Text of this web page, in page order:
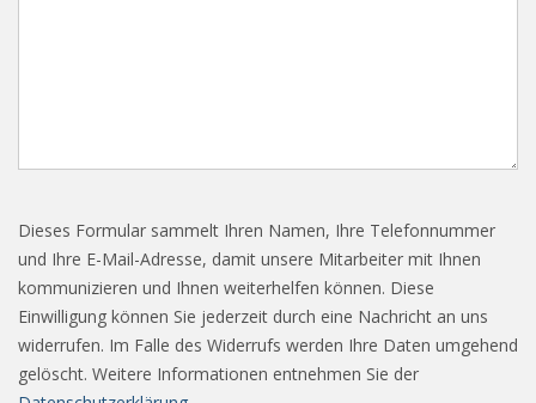
Dieses Formular sammelt Ihren Namen, Ihre Telefonnummer
und Ihre E-Mail-Adresse, damit unsere Mitarbeiter mit Ihnen
kommunizieren und Ihnen weiterhelfen können. Diese
Einwilligung können Sie jederzeit durch eine Nachricht an uns
widerrufen. Im Falle des Widerrufs werden Ihre Daten umgehend
gelöscht. Weitere Informationen entnehmen Sie der